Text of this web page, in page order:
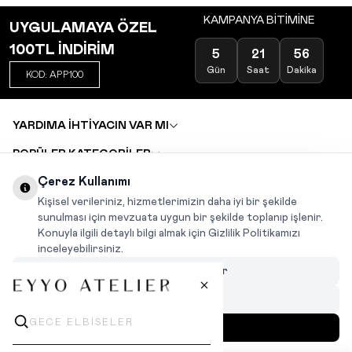
UYGULAMAYA ÖZEL
100TL İNDİRİM
KOD: APP100
KAMPANYA BİTİMİNE
5
Gün
21
Saat
56
Dakika
YARDIMA İHTİYACIN VAR MI
POPÜLER KATEGORİLER
DEĞİŞİM VE İADE TALEBİ
KARIYER
INSTAGRAM
Çerez Kullanımı
Kişisel verileriniz, hizmetlerimizin daha iyi bir şekilde
sunulması için mevzuata uygun bir şekilde toplanıp işlenir.
Konuyla ilgili detaylı bilgi almak için Gizlilik Politikamızı
inceleyebilirsiniz.
Çerezleri Özelleştir